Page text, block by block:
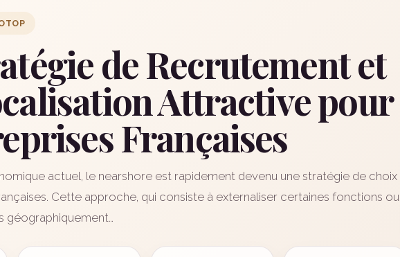
de Recrutement et
Attractive pour
Françaises
actuel, le nearshore est rapidement devenu une stratégie de choix
Cette approche, qui consiste à externaliser certaines fonctions ou
géographiquement…